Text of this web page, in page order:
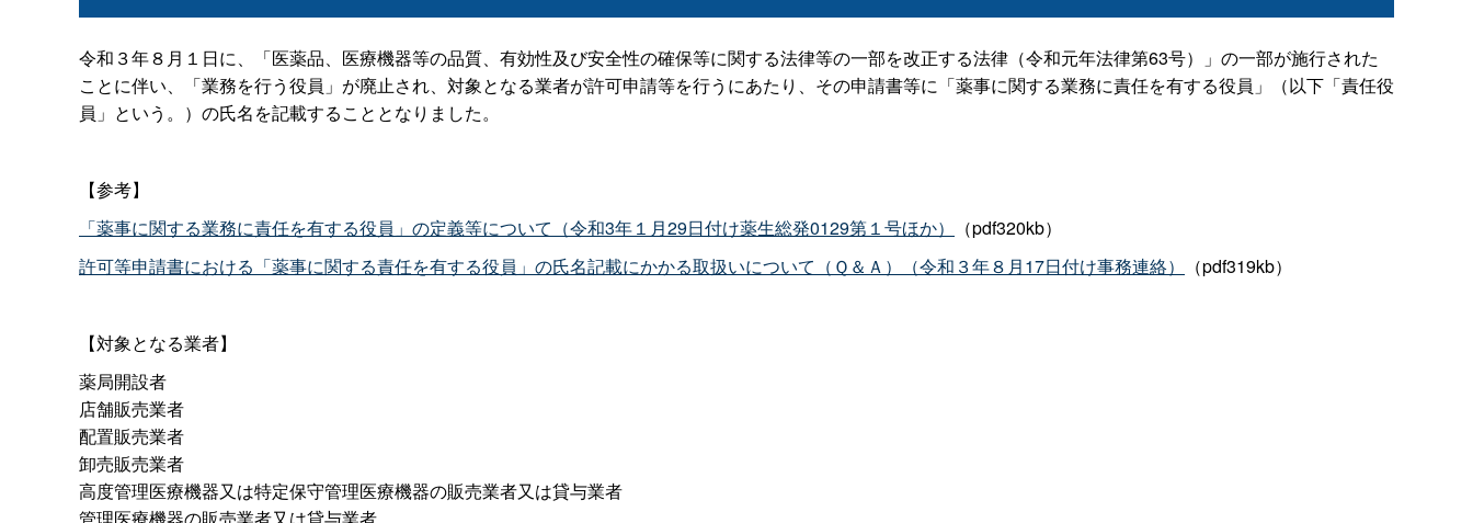
令和３年８月１日に、「医薬品、医療機器等の品質、有効性及び安全性の確保等に関する法律等の一部を改正する法律（令和元年法律第63号）」の一部が施行された
ことに伴い、「業務を行う役員」が廃止され、対象となる業者が許可申請等を行うにあたり、その申請書等に「薬事に関する業務に責任を有する役員」（以下「責任役
員」という。）の氏名を記載することとなりました。
【参考】
「薬事に関する業務に責任を有する役員」の定義等について（令和3年１月29日付け薬生総発0129第１号ほか）
（pdf320kb）
許可等申請書における「薬事に関する責任を有する役員」の氏名記載にかかる取扱いについて（Ｑ＆Ａ）（令和３年８月17日付け事務連絡）
（pdf319kb）
【対象となる業者】
薬局開設者
店舗販売業者
配置販売業者
卸売販売業者
高度管理医療機器又は特定保守管理医療機器の販売業者又は貸与業者
管理医療機器の販売業者又は貸与業者